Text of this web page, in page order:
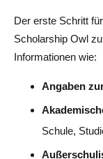
Der erste Schritt
Scholarship Owl
Informationen wie:
Angaben
Schule,